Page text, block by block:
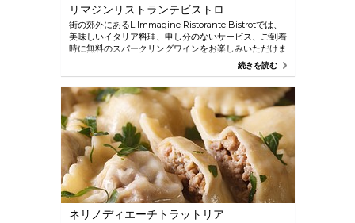
リマジンリストランテビストロ
街の郊外にあるL'Immagine Ristorante Bistrotでは、
美味しいイタリア料理、申し分のないサービス、ご到着
時に無料のスパークリングワインをお楽しみいただけま
す。 そこにたどり着くのに少し苦労するかもしれませ
続きを読む
ネリノディエーチトラットリア